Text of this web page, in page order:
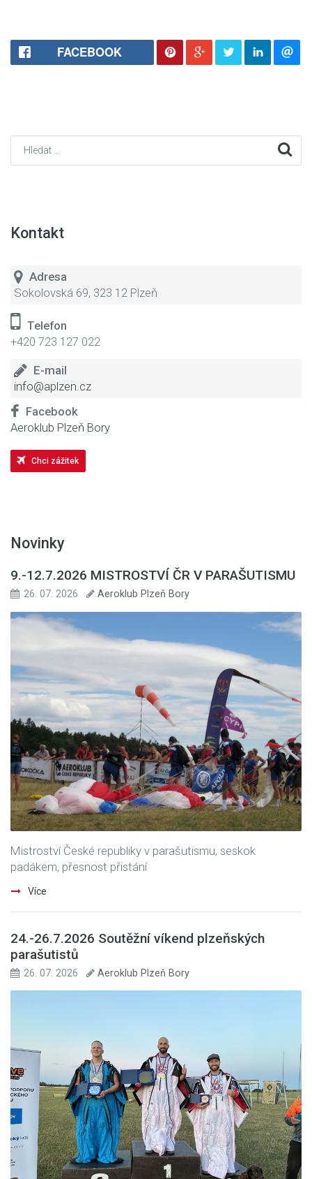
FACEBOOK
Kontakt
Adresa
Sokolovská 69, 323 12 Plzeň
Telefon
+420 723 127 022
E-mail
info@aplzen.cz
Facebook
Aeroklub Plzeň Bory
Chci zážitek
Novinky
9.-12.7.2026 MISTROSTVÍ ČR V PARAŠUTISMU
26. 07. 2026 Aeroklub Plzeň Bory
Mistroství České republiky v parašutismu, seskok
padákem, přesnost přistání
Více
24.-26.7.2026 Soutěžní víkend plzeňských
parašutistů
26. 07. 2026 Aeroklub Plzeň Bory